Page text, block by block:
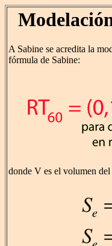
A Sabine se acredita la
fórmula de Sabine:
donde V es el volumen